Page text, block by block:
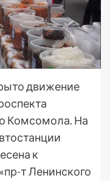
движение
Комсомола. На
к
т Ленинского